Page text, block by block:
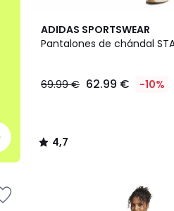
ADIDAS SPORTSWEAR
Pantalones de chándal
69.99 € 62.99 € -10%
4,7
/ 5
4,7
/